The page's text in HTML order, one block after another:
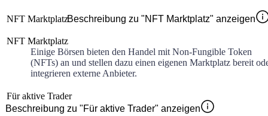
NFT MarktplatzBeschreibung zu "NFT Marktplatz" anzeigen
NFT Marktplatz
Einige Börsen bieten den Handel mit Non-Fungible Token
(NFTs) an und stellen dazu einen eigenen Marktplatz bereit
integrieren externe Anbieter.
Für aktive Trader
Beschreibung zu "Für aktive Trader" anzeigen